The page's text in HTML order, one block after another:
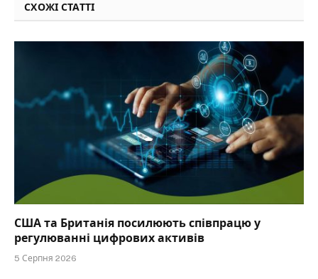
СХОЖІ СТАТТІ
США та Британія посилюють співпрацю у
регулюванні цифрових активів
5 Серпня 2026